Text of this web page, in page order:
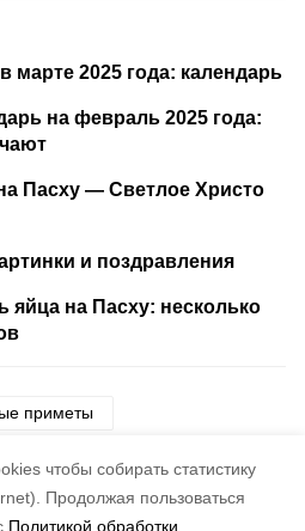
чтобы собирать статистику
Продолжая пользоваться
Политикой обработки
марте 2025 года: календарь
на февраль 2025 года:
Пасху — Светлое Христо
и поздравления
яйца на Пасху: несколько
приметы
приметы